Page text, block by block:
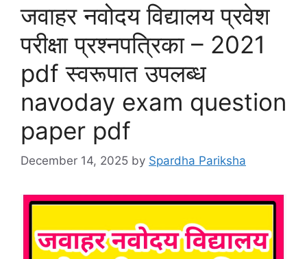
जवाहर नवोदय विद्यालय प्रवेश
परीक्षा प्रश्नपत्रिका – 2021
pdf स्वरूपात उपलब्ध
navoday exam question
paper pdf
December 14, 2025 by Spardha Pariksha